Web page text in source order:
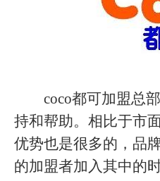
coco都可加盟总部
持和帮助。相比于市
优势也是很多的，品
的加盟者加入其中的